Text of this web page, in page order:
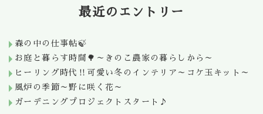
最近のエントリー
森の中の仕事帖🍃
お庭と暮らす時間🌳～きのこ農家の暮らしから～
ヒーリング時代‼可愛い冬のインテリア～コケ玉キット～
風炉の季節～野に咲く花～
ガーデニングプロジェクトスタート♪